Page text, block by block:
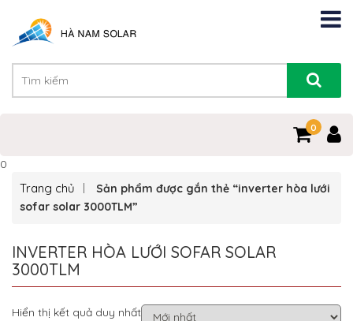
0
0
Trang chủ
Sản phẩm được gắn thẻ “inverter hòa lưới
sofar solar 3000TLM”
INVERTER HÒA LƯỚI SOFAR SOLAR
3000TLM
Hiển thị kết quả duy nhất